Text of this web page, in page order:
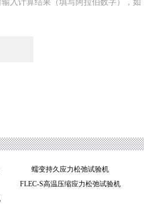
蠕变持久应力松弛试验机
FLEC-S高温压缩应力松弛试验机